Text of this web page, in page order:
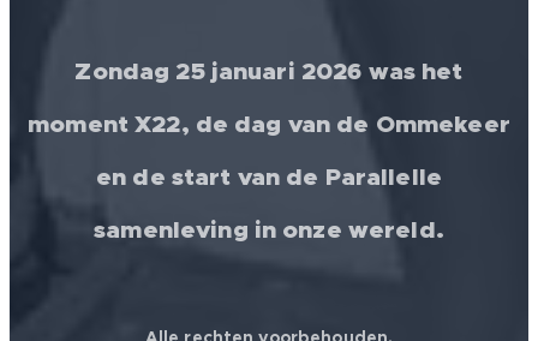
Zondag 25 januari 2026 was het
moment X22, de dag van de Ommekeer
en de start van de Parallelle
samenleving in onze wereld.